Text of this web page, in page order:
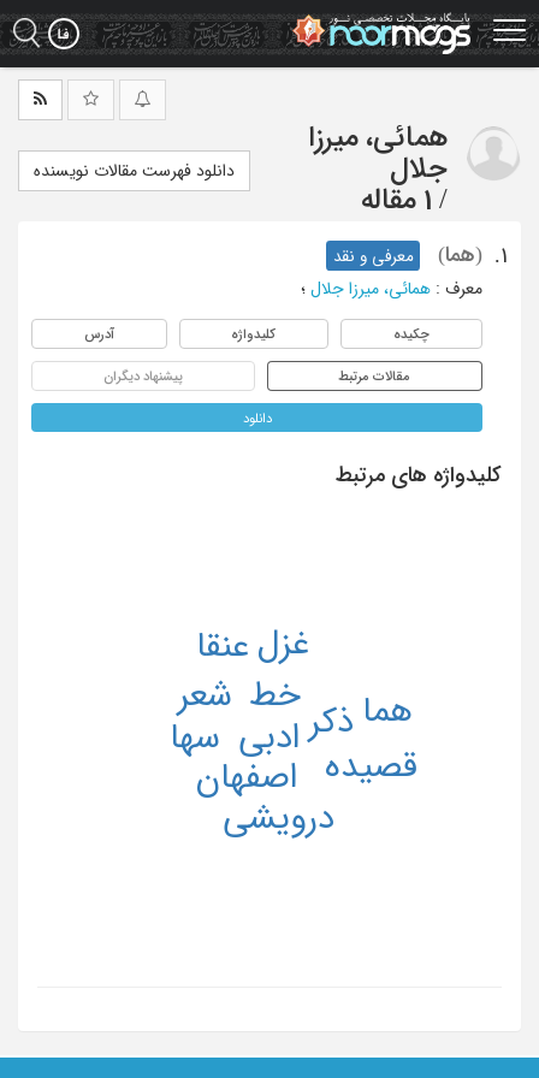
Skip
to
main
همائی، میرزا
جلال
/ 1 مقاله
دانلود فهرست مقالات نویسنده
1. (هما)
معرفی و نقد
معرف : همائی، میرزا جلال ؛
چکیده کلیدواژه آدرس
مقالات مرتبط پیشنهاد دیگران
دانلود
کلیدواژه های مرتبط
ادبی
اصفهان
خط
درویشی
ذکر سها
شعر
عنقا غزل
قصیده
هما